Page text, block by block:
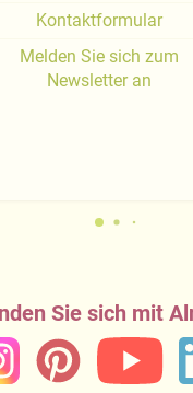
Kontaktformular
Melden Sie sich zum
Newsletter an
Sie sich mit